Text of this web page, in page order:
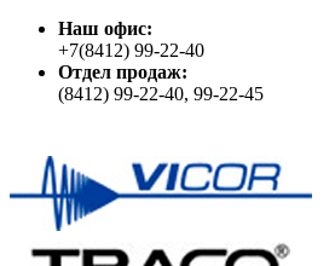
Наш офис:
+7(8412) 99-22-40
Отдел продаж:
(8412) 99-22-40, 99-22-45